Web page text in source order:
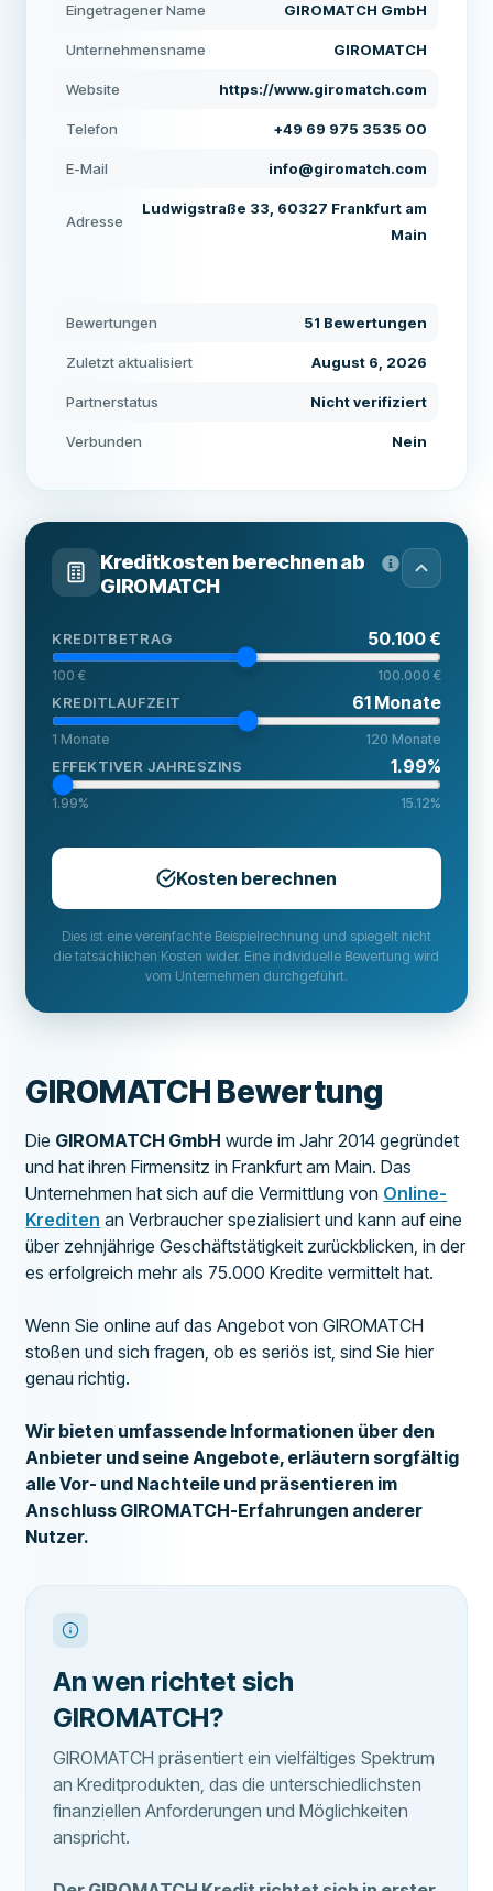
Eingetragener Name GIROMATCH GmbH
Unternehmensname GIROMATCH
Website https://www.giromatch.com
Telefon +49 69 975 3535 00
E-Mail info@giromatch.com
Adresse
Ludwigstraße 33, 60327 Frankfurt am
Main
Bewertungen 51 Bewertungen
Zuletzt aktualisiert August 6, 2026
Partnerstatus Nicht verifiziert
Verbunden Nein
Kreditkosten berechnen ab
GIROMATCH
KREDITBETRAG 50.100 €
100 € 100.000 €
KREDITLAUFZEIT 61 Monate
1 Monate 120 Monate
EFFEKTIVER JAHRESZINS 1.99%
1.99% 15.12%
Kosten berechnen
Dies ist eine vereinfachte Beispielrechnung und spiegelt nicht
die tatsächlichen Kosten wider. Eine individuelle Bewertung wird
vom Unternehmen durchgeführt.
GIROMATCH Bewertung
Die GIROMATCH GmbH wurde im Jahr 2014 gegründet
und hat ihren Firmensitz in Frankfurt am Main. Das
Unternehmen hat sich auf die Vermittlung von Online-
Krediten an Verbraucher spezialisiert und kann auf eine
über zehnjährige Geschäftstätigkeit zurückblicken, in der
es erfolgreich mehr als 75.000 Kredite vermittelt hat.
Wenn Sie online auf das Angebot von GIROMATCH
stoßen und sich fragen, ob es seriös ist, sind Sie hier
genau richtig.
Wir bieten umfassende Informationen über den
Anbieter und seine Angebote, erläutern sorgfältig
alle Vor- und Nachteile und präsentieren im
Anschluss GIROMATCH-Erfahrungen anderer
Nutzer.
An wen richtet sich
GIROMATCH?
GIROMATCH präsentiert ein vielfältiges Spektrum
an Kreditprodukten, das die unterschiedlichsten
finanziellen Anforderungen und Möglichkeiten
anspricht.